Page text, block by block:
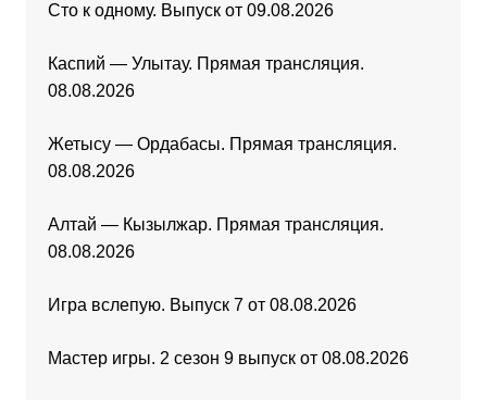
Сто к одному. Выпуск от 09.08.2026
Каспий — Улытау. Прямая трансляция.
08.08.2026
Жетысу — Ордабасы. Прямая трансляция.
08.08.2026
Алтай — Кызылжар. Прямая трансляция.
08.08.2026
Игра вслепую. Выпуск 7 от 08.08.2026
Мастер игры. 2 сезон 9 выпуск от 08.08.2026